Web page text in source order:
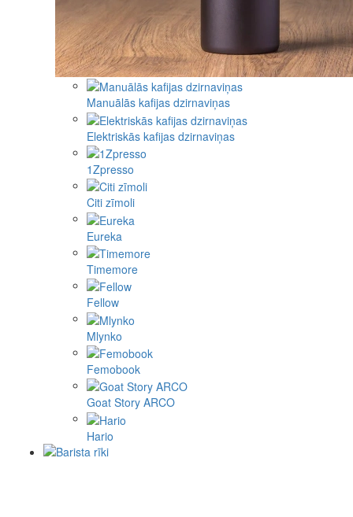
Manuālās kafijas dzirnaviņas
Elektriskās kafijas dzirnaviņas
1Zpresso
Citi zīmoli
Eureka
Timemore
Fellow
Mlynko
Femobook
Goat Story ARCO
Hario